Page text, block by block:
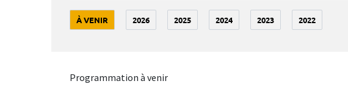
À VENIR 2026 2025 2024 2023 2022
Programmation à venir